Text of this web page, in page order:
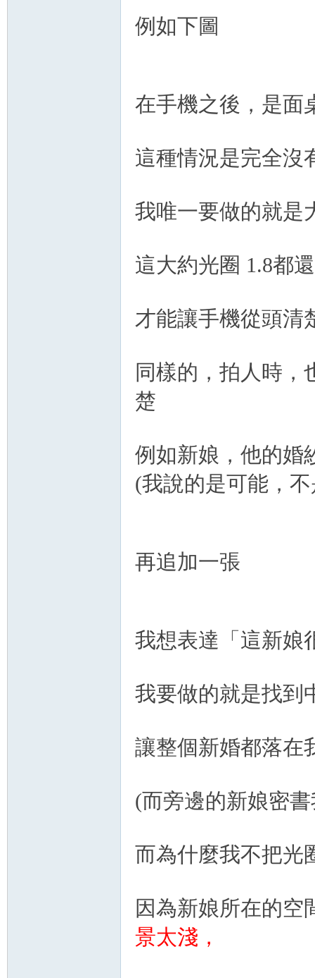
例如下圖
在手機之後，是面
這種情況是完全沒
我唯一要做的就是
這大約光圈 1.8都
才能讓手機從頭清
同樣的，拍人時，
楚
例如新娘，他的婚
(我說的是可能，
再追加一張
我想表達「這新娘
我要做的就是找到
讓整個新婚都落在
(而旁邊的新娘密
而為什麼我不把光
因為新娘所在的空
景太淺，